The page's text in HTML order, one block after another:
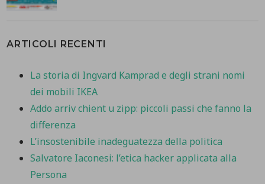
ARTICOLI RECENTI
La storia di Ingvard Kamprad e degli strani nomi
dei mobili IKEA
Addo arriv chient u zipp: piccoli passi che fanno la
differenza
L’insostenibile inadeguatezza della politica
Salvatore Iaconesi: l’etica hacker applicata alla
Persona